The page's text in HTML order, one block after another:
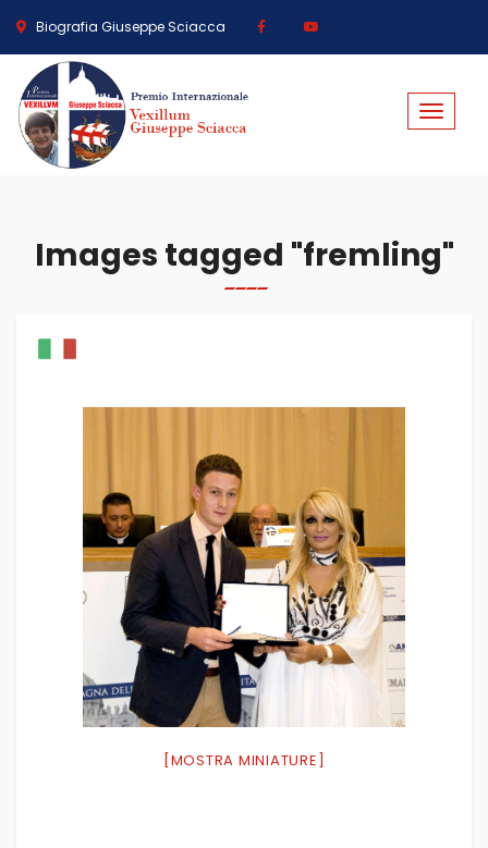
Biografia Giuseppe Sciacca
Toggle
Images tagged "fremling"
[MOSTRA MINIATURE]